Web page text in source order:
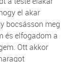
el akar
bocsásson meg
és elfogadom a
Ott akkor